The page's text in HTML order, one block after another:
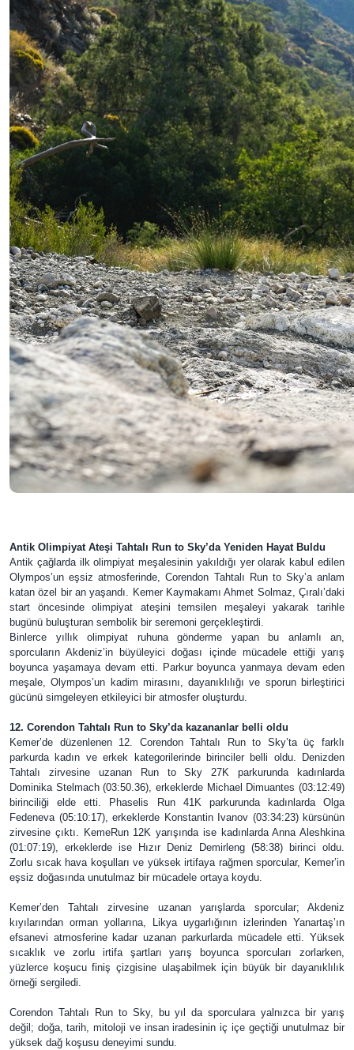
Antik Olimpiyat Ateşi Tahtalı Run to Sky’da Yeniden Hayat Buldu
Antik çağlarda ilk olimpiyat meşalesinin yakıldığı yer olarak kabul edilen
Olympos’un eşsiz atmosferinde, Corendon Tahtalı Run to Sky’a anlam
katan özel bir an yaşandı. Kemer Kaymakamı Ahmet Solmaz, Çıralı’daki
start öncesinde olimpiyat ateşini temsilen meşaleyi yakarak tarihle
bugünü buluşturan sembolik bir seremoni gerçekleştirdi.
Binlerce yıllık olimpiyat ruhuna gönderme yapan bu anlamlı an,
sporcuların Akdeniz’in büyüleyici doğası içinde mücadele ettiği yarış
boyunca yaşamaya devam etti. Parkur boyunca yanmaya devam eden
meşale, Olympos’un kadim mirasını, dayanıklılığı ve sporun birleştirici
gücünü simgeleyen etkileyici bir atmosfer oluşturdu.
12. Corendon Tahtalı Run to Sky’da kazananlar belli oldu
Kemer’de düzenlenen 12. Corendon Tahtalı Run to Sky’ta üç farklı
parkurda kadın ve erkek kategorilerinde birinciler belli oldu. Denizden
Tahtalı zirvesine uzanan Run to Sky 27K parkurunda kadınlarda
Dominika Stelmach (03:50.36), erkeklerde Michael Dimuantes (03:12:49)
birinciliği elde etti. Phaselis Run 41K parkurunda kadınlarda Olga
Fedeneva (05:10:17), erkeklerde Konstantin Ivanov (03:34:23) kürsünün
zirvesine çıktı. KemeRun 12K yarışında ise kadınlarda Anna Aleshkina
(01:07:19), erkeklerde ise Hızır Deniz Demirleng (58:38) birinci oldu.
Zorlu sıcak hava koşulları ve yüksek irtifaya rağmen sporcular, Kemer’in
eşsiz doğasında unutulmaz bir mücadele ortaya koydu.
Kemer’den Tahtalı zirvesine uzanan yarışlarda sporcular; Akdeniz
kıyılarından orman yollarına, Likya uygarlığının izlerinden Yanartaş’ın
efsanevi atmosferine kadar uzanan parkurlarda mücadele etti. Yüksek
sıcaklık ve zorlu irtifa şartları yarış boyunca sporcuları zorlarken,
yüzlerce koşucu finiş çizgisine ulaşabilmek için büyük bir dayanıklılık
örneği sergiledi.
Corendon Tahtalı Run to Sky, bu yıl da sporculara yalnızca bir yarış
değil; doğa, tarih, mitoloji ve insan iradesinin iç içe geçtiği unutulmaz bir
yüksek dağ koşusu deneyimi sundu.